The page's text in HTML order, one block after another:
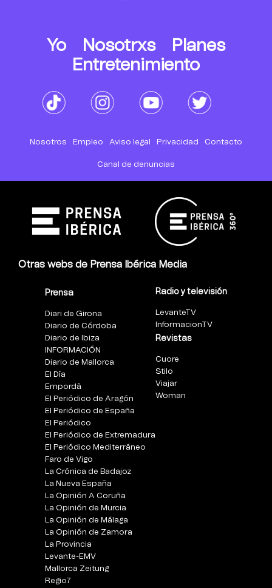
Yo Nosotrxs
Planes
Entretenimiento
Nosotros Empleo Aviso legal Privacidad Contacto
Canal de denuncias
Otras webs de Prensa Ibérica Media
Prensa
Diari de Girona
Diario de Córdoba
Diario de Ibiza
INFORMACIÓN
Diario de Mallorca
El Día
Empordà
El Periódico de Aragón
El Periódico de España
El Periódico
El Periódico de Extremadura
El Periódico Mediterráneo
Faro de Vigo
La Crónica de Badajoz
La Nueva España
La Opinión A Coruña
La Opinión de Murcia
La Opinión de Málaga
La Opinión de Zamora
La Provincia
Levante-EMV
Mallorca Zeitung
Regio7
Radio y televisión
LevanteTV
InformacionTV
Revistas
Cuore
Stilo
Viajar
Woman